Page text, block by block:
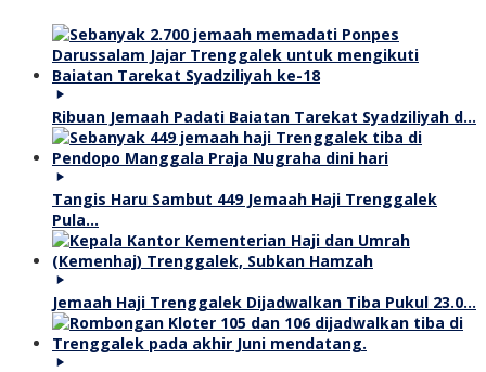
Ribuan Jemaah Padati Baiatan Tarekat Syadziliyah d…
Tangis Haru Sambut 449 Jemaah Haji Trenggalek
Pula…
Jemaah Haji Trenggalek Dijadwalkan Tiba Pukul 23.0…